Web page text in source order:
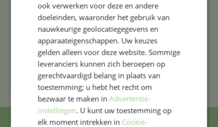
ook verwerken voor deze en andere
doeleinden, waaronder het gebruik van
nauwkeurige geolocatiegegevens en
apparaateigenschappen. Uw keuzes
gelden alleen voor deze website. Sommige
leveranciers kunnen zich beroepen op
gerechtvaardigd belang in plaats van
toestemming; u hebt het recht om
bezwaar te maken inAdvertentie-
instellingen. U kunt uw toestemming op
elk moment intrekken in Cookie-